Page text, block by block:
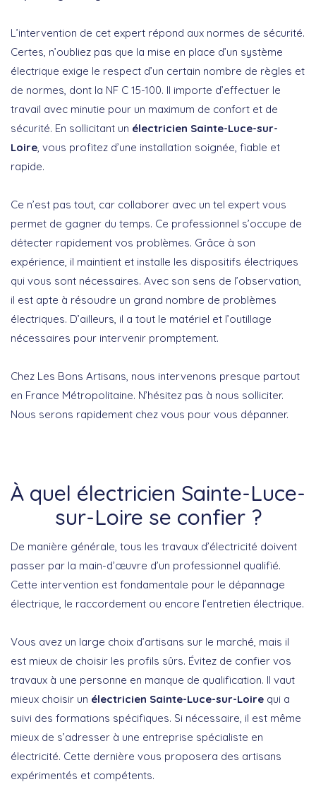
L’intervention de cet expert répond aux normes de sécurité.
Certes, n’oubliez pas que la mise en place d’un système
électrique exige le respect d’un certain nombre de règles et
de normes, dont la NF C 15-100. Il importe d’effectuer le
travail avec minutie pour un maximum de confort et de
sécurité. En sollicitant un électricien Sainte-Luce-sur-
Loire , vous profitez d’une installation soignée, fiable et
rapide.
Ce n’est pas tout, car collaborer avec un tel expert vous
permet de gagner du temps. Ce professionnel s’occupe de
détecter rapidement vos problèmes. Grâce à son
expérience, il maintient et installe les dispositifs électriques
qui vous sont nécessaires. Avec son sens de l’observation,
il est apte à résoudre un grand nombre de problèmes
électriques. D’ailleurs, il a tout le matériel et l’outillage
nécessaires pour intervenir promptement.
Chez Les Bons Artisans, nous intervenons presque partout
en France Métropolitaine. N’hésitez pas à nous solliciter.
Nous serons rapidement chez vous pour vous dépanner.
À quel électricien Sainte-Luce-
sur-Loire se confier ?
De manière générale, tous les travaux d’électricité doivent
passer par la main-d’œuvre d’un professionnel qualifié.
Cette intervention est fondamentale pour le dépannage
électrique, le raccordement ou encore l’entretien électrique.
Vous avez un large choix d’artisans sur le marché, mais il
est mieux de choisir les profils sûrs. Évitez de confier vos
travaux à une personne en manque de qualification. Il vaut
mieux choisir un électricien Sainte-Luce-sur-Loire qui a
suivi des formations spécifiques. Si nécessaire, il est même
mieux de s’adresser à une entreprise spécialiste en
électricité. Cette dernière vous proposera des artisans
expérimentés et compétents.